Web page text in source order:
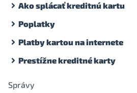
Ako splácať kreditnú kartu
Poplatky
Platby kartou na internete
Prestížne kreditné karty
Správy